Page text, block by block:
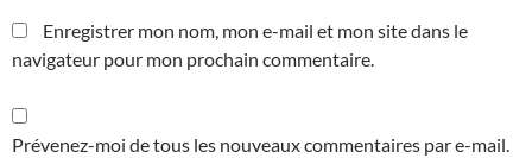
Enregistrer mon nom, mon e-mail et mon site dans le
navigateur pour mon prochain commentaire.
Prévenez-moi de tous les nouveaux commentaires par e-mail.